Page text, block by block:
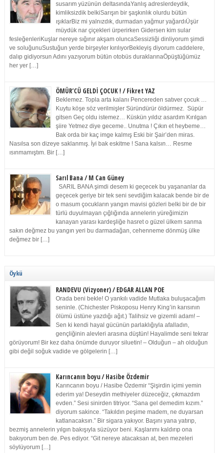
susarım yüzünün deltasındaYanlış adreslerdeydik,
kimliksizdik belkiSarışın bir şaşkınlık olurdu bütün
ışıklarBiz mi yalnızdık, durmadan yağmur yağardıÜşür
müydük nar çiçekleri ürperirken Gidersen kim sular
fesleğenleriKuşlar nereye sığınır akşam oluncaSessizliği dinliyorum şimdi
ve soluğunuSustuğun yerde birşeyler kırılıyorBekleyiş diyorum caddelere,
dalıp gidiyorsun Adını yazıyorum bütün otobüs duraklarınaÖpüştüğümüz
her yer […]
ÖMÜR’CÜ GELDİ ÇOCUK ! / Fikret YAZ
Beklemez. Topla arta kalanı Pencereden satıver çocuk …
Kuytu köşe söz verilmişler Süründürür öldürmez. Süpür
gitsen Geç oldu istemez… Küskün yıldız asardım Kırılgan
şiire Yetmez diye geceme.. Unutma ! Çıkın et heybeme…
Bak orda bir kaç imge kalmış Eski bir Şair’den miras.
Nasılsa son dizeye saklanmış. İyi bak eskitme ! Sana kalsın… Resme
ısınmamıştım. Bir […]
Sarıl Bana / M Can Güney
SARIL BANA şimdi desem ki geçecek bu yaşananlar da
geçecek geriye bir tek seni sevdiğim kalacak bende bir de
o masum çocukların yangın mavisi gözleri belki bir de bir
türlü duyulmayan çığlığında annelerin yüreğimizin
kanayan yarası kardeşliğe hasret o güzel ülkem sanma
sakın değmez bu yangın yeri bu darmadağan, cehenneme dönmüş ülke
değmez bir […]
Öykü
RANDEVU (Vizyoner) / EDGAR ALLAN POE
Orada beni bekle! O yankılı vadide Mutlaka buluşacağım
seninle. (Chichester Piskoposu Henry King’in karısının
ölümü üstüne yazdığı ağıt.) Talihsiz ve gizemli adam! –
Sen ki kendi hayal gücünün parlaklığıyla afalladın,
gençliğinin alevleri arasına düştün! Hayalimde seni tekrar
görüyorum! Bir kez daha önümde duruyor siluetin! – Olduğun – ah olduğun
gibi değil soğuk vadide ve gölgelerin […]
Karıncanın boyu / Hasibe Özdemir
Karıncanın boyu / Hasibe Özdemir “Şişirdin içimi yemin
ederim ya! Deseydin methiyeler düzeceğiz, çıkmazdım
evden.” Sesi sinirden titriyor. “Sana gel demedim kızım.”
diyorum sakince. “Takıldın peşime madem, ne duyarsan
katlanacaksın.” Bir sigara yakıyor. Başını yana yatırıp,
bezmiş annelerin yılgın bakışıyla süzüyor beni. Kaşlarımı kaldırıp ona
bakıyorum ben de. Pes ediyor. “Git nereye atacaksan at, ben mezeleri
söylüyorum […]